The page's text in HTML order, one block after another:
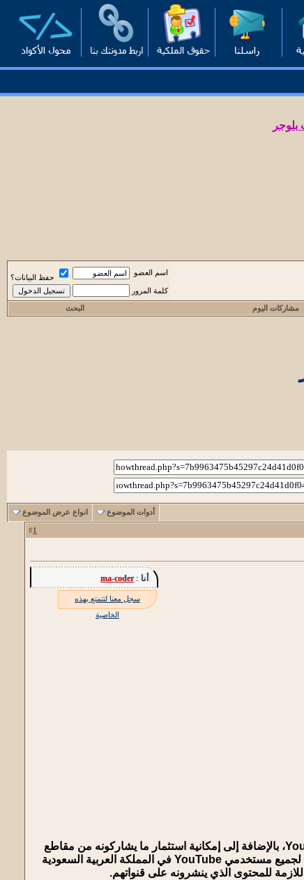
بلوجر
اسم العضو
حفظ البيانات؟
كلمة المرور
مشاركات اليوم البحث
أدوات الموضوع انواع عرض الموضوع
1
أنا :ma-coder
سجل معنا لتتمتع بهذه
الخاصية
بقناتهم على YouTube، بالإضافة إلى إمكانية استثمار ما يشاركونه من مقاطع
فيديو ومحتوى من خلال عرض إعلانات على قناتهم وعلى مقاطع الفيديو التابعة لهم. وتتوفر هذه الميزة الآن لجميع مستخدمي YouTube في المملكة العربية السعودية
للمحتوى الذي ينشرونه على قنواتهم.